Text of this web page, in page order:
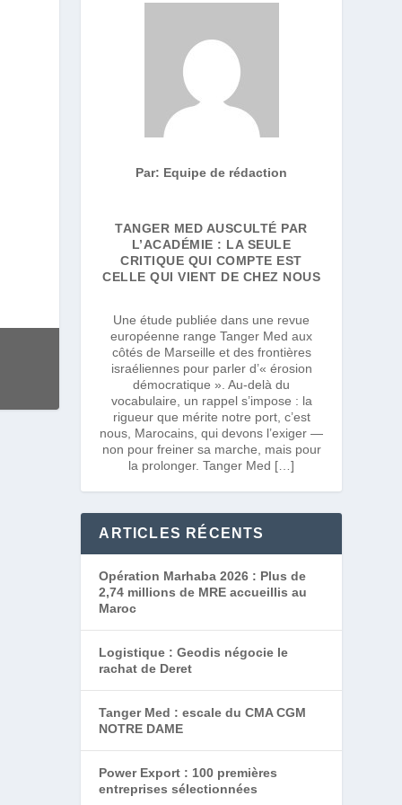
Par: Equipe de rédaction
TANGER MED AUSCULTÉ PAR
L’ACADÉMIE : LA SEULE
CRITIQUE QUI COMPTE EST
CELLE QUI VIENT DE CHEZ NOUS
Une étude publiée dans une revue
européenne range Tanger Med aux
côtés de Marseille et des frontières
israéliennes pour parler d’« érosion
démocratique ». Au-delà du
vocabulaire, un rappel s’impose : la
rigueur que mérite notre port, c’est
nous, Marocains, qui devons l’exiger —
non pour freiner sa marche, mais pour
la prolonger. Tanger Med […]
ARTICLES RÉCENTS
Opération Marhaba 2026 : Plus de
2,74 millions de MRE accueillis au
Maroc
Logistique : Geodis négocie le
rachat de Deret
Tanger Med : escale du CMA CGM
NOTRE DAME
Power Export : 100 premières
entreprises sélectionnées